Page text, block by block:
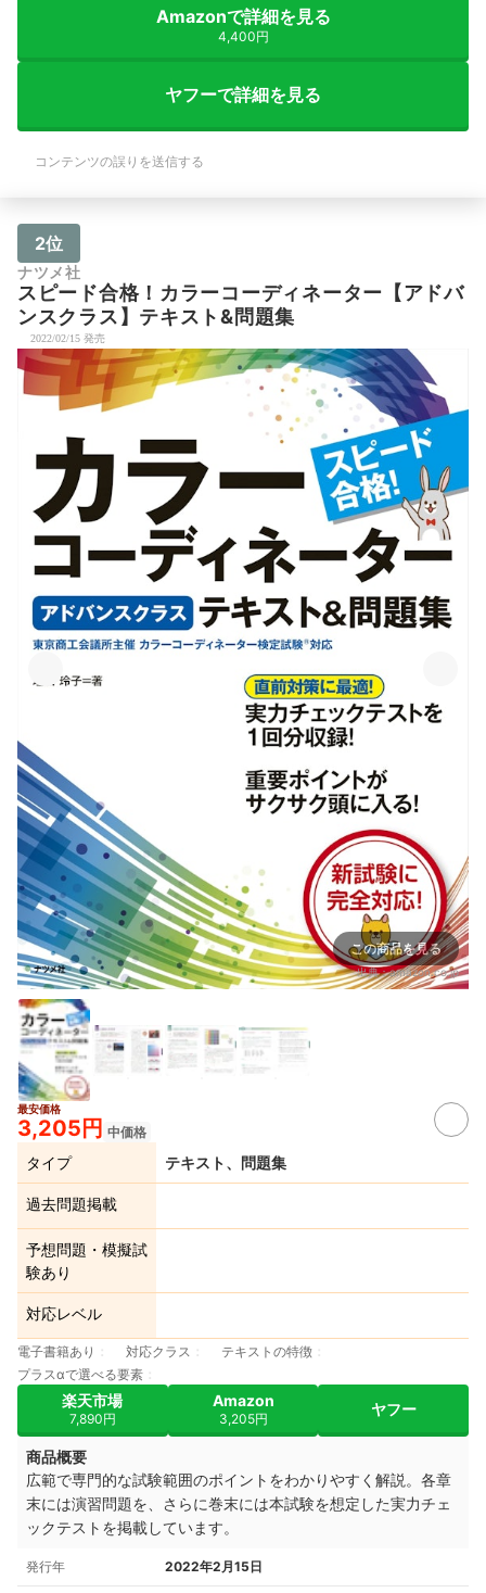
Amazonで詳細を見る
4,400円
ヤフーで詳細を見る
コンテンツの誤りを送信する
2位
ナツメ社
スピード合格！カラーコーディネーター【アドバ
ンスクラス】テキスト&問題集
2022/02/15 発売
この商品を見る
出典：amazon.co.jp
最安価格
3,205円 中価格
タイプ テキスト、問題集
過去問題掲載
予想問題・模擬試
験あり
対応レベル
電子書籍あり 対応クラス
テキストの特徴
プラスαで選べる要素
楽天市場
7,890円
Amazon
3,205円
ヤフー
商品概要
広範で専門的な試験範囲のポイントをわかりやすく解説。各章
末には演習問題を、さらに巻末には本試験を想定した実力チェ
ックテストを掲載しています。
発行年 2022年2月15日